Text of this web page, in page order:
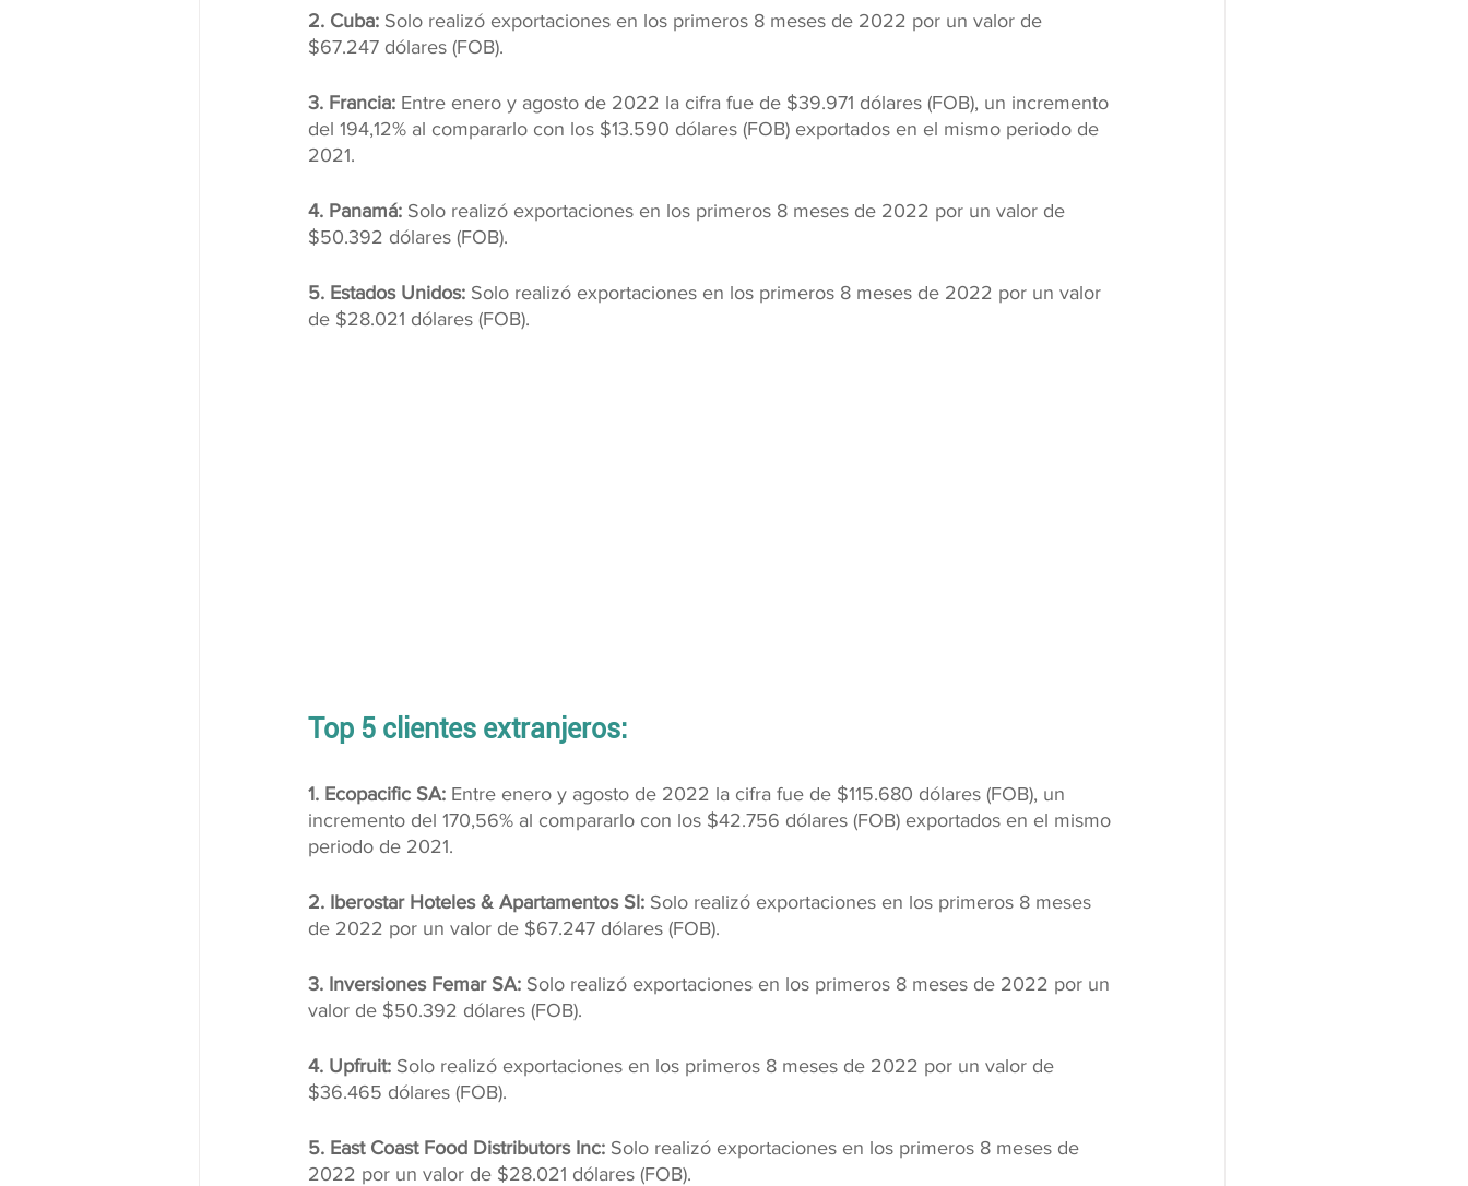
2. Cuba: Solo realizó exportaciones en los primeros 8 meses de 2022 por un valor de
$67.247 dólares (FOB).
3. Francia: Entre enero y agosto de 2022 la cifra fue de $39.971 dólares (FOB), un incremento
del 194,12% al compararlo con los $13.590 dólares (FOB) exportados en el mismo periodo de
2021.
4. Panamá: Solo realizó exportaciones en los primeros 8 meses de 2022 por un valor de
$50.392 dólares (FOB).
5. Estados Unidos: Solo realizó exportaciones en los primeros 8 meses de 2022 por un valor
de $28.021 dólares (FOB).
Top 5 clientes extranjeros:
1. Ecopacific SA: Entre enero y agosto de 2022 la cifra fue de $115.680 dólares (FOB), un
incremento del 170,56% al compararlo con los $42.756 dólares (FOB) exportados en el mismo
periodo de 2021.
2. Iberostar Hoteles & Apartamentos Sl: Solo realizó exportaciones en los primeros 8 meses
de 2022 por un valor de $67.247 dólares (FOB).
3. Inversiones Femar SA: Solo realizó exportaciones en los primeros 8 meses de 2022 por un
valor de $50.392 dólares (FOB).
4. Upfruit: Solo realizó exportaciones en los primeros 8 meses de 2022 por un valor de
$36.465 dólares (FOB).
5. East Coast Food Distributors Inc: Solo realizó exportaciones en los primeros 8 meses de
2022 por un valor de $28.021 dólares (FOB).